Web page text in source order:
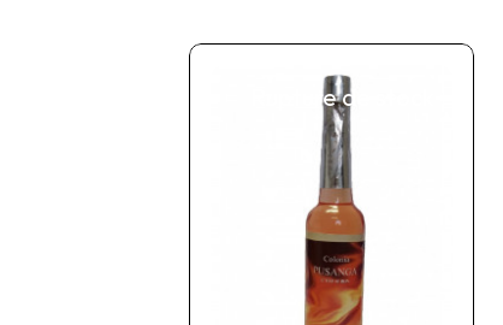
Rupture de stock